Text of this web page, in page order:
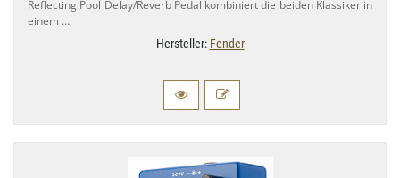
Reflecting Pool Delay/​Reverb Pedal kombiniert die beiden Klassiker in
einem …
Hersteller: Fender